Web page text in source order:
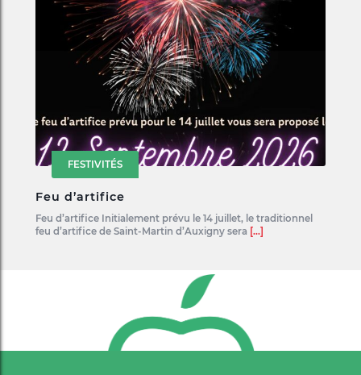
FESTIVITÉS
Feu d’artifice
Feu d’artifice Initialement prévu le 14 juillet, le traditionnel
feu d’artifice de Saint-Martin d’Auxigny sera [...]